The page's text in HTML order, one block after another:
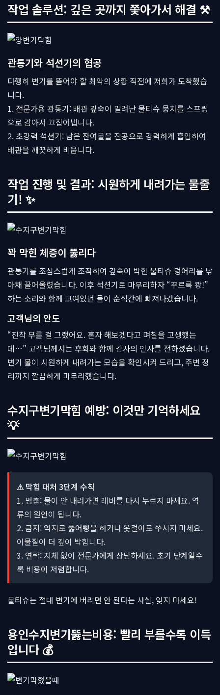
작업 솔루션: 깊은 곳까지 쫓아가서 해결 ⚒
관통기와 석션기의 협공
다행히 변기를 뜯어야 할 최악의 상황 직전에 저희가 도착했습
니다.
1. 전문가용 관통기: 배관 깊숙이 밀려난 물티슈 뭉치를 스프링
으로 감아서 끄집어냅니다.
2. 초강력 석션기: 남은 잔여물을 진공으로 강력하게 흡입하여
배관을 깨끗하게 비웁니다.
작업 진행 및 결과: 시원하게 내려가는 물줄
기! ✨
꽉 막힌 체증이 뚫리다
관통기를 조심스럽게 조작하여 깊숙이 박힌 물티슈 덩어리를 낚
아채 끌어올렸습니다. 이후 석션기로 마무리하자 “꾸르륵 쾅!”
하는 소리와 함께 고여있던 물이 순식간에 빠져나갔습니다.
고객님의 안도
“진작 부를 걸 그랬어요. 혼자 해보겠다고 며칠을 고생했는
데…” 고객님께서는 후회와 함께 감사의 인사를 전하셨습니다.
변기 물이 시원하게 내려가는 모습을 확인시켜 드리고, 주변 정
리까지 깔끔하게 마무리했습니다.
수지구변기막힘 예방: 이것만 기억하세요
💡
⚠ 막힘 대처 3단계 수칙
1. 멈춤: 물이 안 내려가면 레버를 다시 누르지 마세요. 역
류의 원인이 됩니다.
2. 금지: 억지로 뚫어뻥을 하거나 옷걸이로 쑤시지 마세요.
이물질이 더 깊이 박힙니다.
3. 연락: 지체 없이 전문가에게 상담하세요. 초기 단계일수
록 비용이 저렴합니다.
물티슈는 절대 변기에 버리면 안 된다는 사실, 잊지 마세요!
용인수지변기뚫는비용: 빨리 부를수록 이득
입니다 💰